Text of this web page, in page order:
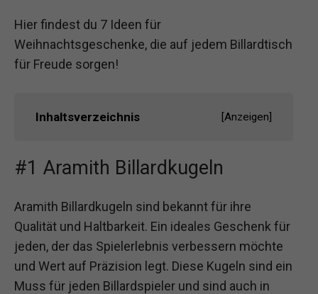
Hier findest du 7 Ideen für
Weihnachtsgeschenke, die auf jedem Billardtisch
für Freude sorgen!
Inhaltsverzeichnis [Anzeigen]
#1 Aramith Billardkugeln
Aramith Billardkugeln sind bekannt für ihre
Qualität und Haltbarkeit. Ein ideales Geschenk für
jeden, der das Spielerlebnis verbessern möchte
und Wert auf Präzision legt. Diese Kugeln sind ein
Muss für jeden Billardspieler und sind auch in